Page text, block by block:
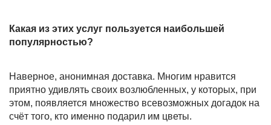
Какая из этих услуг пользуется наибольшей
популярностью?
Наверное, анонимная доставка. Многим нравится
приятно удивлять своих возлюбленных, у которых, при
этом, появляется множество всевозможных догадок на
счёт того, кто именно подарил им цветы.